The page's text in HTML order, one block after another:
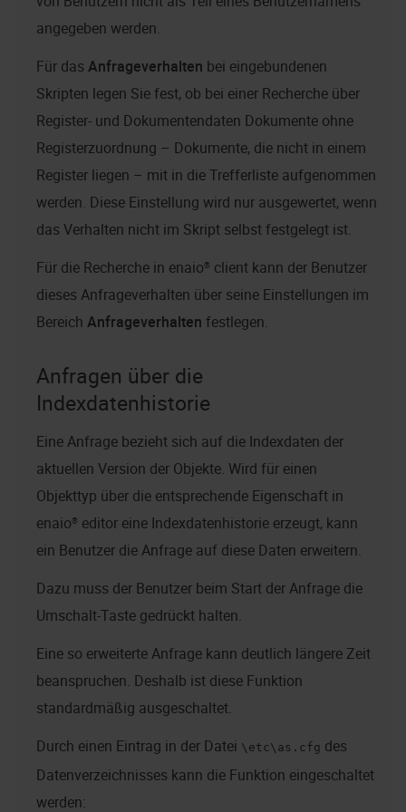
angegeben werden.
Für das Anfrageverhalten bei eingebundenen
Skripten legen Sie fest, ob bei einer Recherche über
Register- und Dokumentendaten Dokumente ohne
Registerzuordnung – Dokumente, die nicht in einem
Register liegen – mit in die Trefferliste aufgenommen
werden. Diese Einstellung wird nur ausgewertet, wenn
das Verhalten nicht im Skript selbst festgelegt ist.
Für die Recherche in enaio® client kann der Benutzer
dieses Anfrageverhalten über seine Einstellungen im
Bereich Anfrageverhalten festlegen.
Anfragen über die
Indexdatenhistorie
Eine Anfrage bezieht sich auf die Indexdaten der
aktuellen Version der Objekte. Wird für einen
Objekttyp über die entsprechende Eigenschaft in
enaio® editor eine Indexdatenhistorie erzeugt, kann
ein Benutzer die Anfrage auf diese Daten erweitern.
Dazu muss der Benutzer beim Start der Anfrage die
Umschalt-Taste gedrückt halten.
Eine so erweiterte Anfrage kann deutlich längere Zeit
beanspruchen. Deshalb ist diese Funktion
standardmäßig ausgeschaltet.
Durch einen Eintrag in der Datei \etc\as.cfg des
Datenverzeichnisses kann die Funktion eingeschaltet
werden: